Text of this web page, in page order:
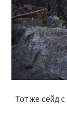
Тот же сейд